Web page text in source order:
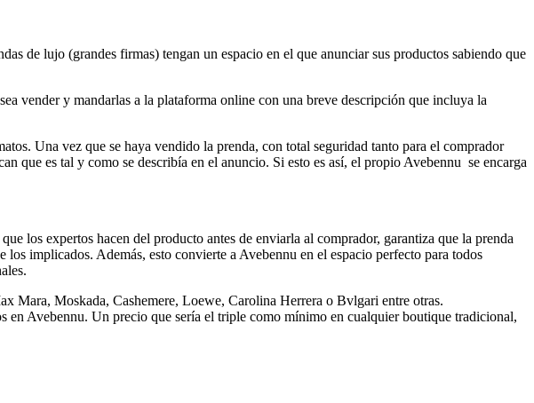
de lujo (grandes firmas) tengan un espacio en el que anunciar sus productos sabiendo que
vender y mandarlas a la plataforma online con una breve descripción que incluya la
Una vez que se haya vendido la prenda, con total seguridad tanto para el comprador
que es tal y como se describía en el anuncio. Si esto es así, el propio Avebennu se encarga
los expertos hacen del producto antes de enviarla al comprador, garantiza que la prenda
implicados. Además, esto convierte a Avebennu en el espacio perfecto para todos
Mara, Moskada, Cashemere, Loewe, Carolina Herrera o Bvlgari entre otras.
en Avebennu. Un precio que sería el triple como mínimo en cualquier boutique tradicional,